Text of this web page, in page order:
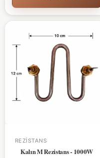
REZISTANS
Kalın M Rezistans - 1000W